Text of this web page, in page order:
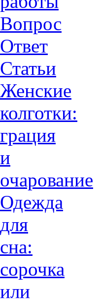
Вопрос
Ответ
Статьи
Женские
колготки:
грация
и
очарованиe
Одежда
для
сна:
сорочка
или